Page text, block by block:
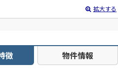
拡大する
徴 物件情報